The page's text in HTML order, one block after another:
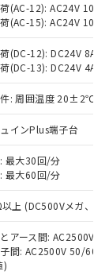
(AC-12): AC24V 10A/
(AC-15): AC24V
(DC-12): DC24V 8A/
(DC-13): DC24V 4A/
件: 周囲温度 20±2℃、
インPlus端子台
最大30回/分
最大60回/分
上 (DC500Vメガ、点
アース間: AC2500V
間: AC2500V 50/
)
のうえ
業取扱
価格
ので
には、
もある
果は、
内デー
り、閲
よび標
とをご
質）の
出す予
質）の
認中の
で、有
として
どや
フェニル
ーテル類
RoHSの
RoHSの
お問
カドミウ
ビフェ
、外国
商品
を輸出
、日本
引許
きを